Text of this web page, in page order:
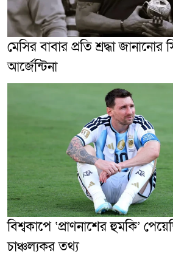
মেসির বাবার প্রতি শ্রদ্ধা জানানোর
আর্জেন্টিনা
বিশ্বকাপে ‘প্রাণনাশের হুমকি’
চাঞ্চল্যকর তথ্য